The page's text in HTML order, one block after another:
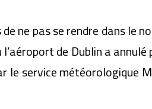
ne pas se rendre dans le
de Dublin a annulé
service météorologique